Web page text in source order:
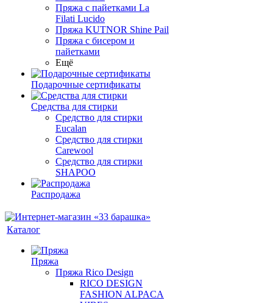
Пряжа с пайетками La
Filati Lucido
Пряжа KUTNOR Shine Pail
Пряжа с бисером и
пайетками
Ещё
Подарочные сертификаты
Средства для стирки
Средство для стирки
Eucalan
Средство для стирки
Carewool
Средство для стирки
SHAPOO
Распродажа
Каталог
Пряжа
Пряжа Rico Design
RICO DESIGN
FASHION ALPACA